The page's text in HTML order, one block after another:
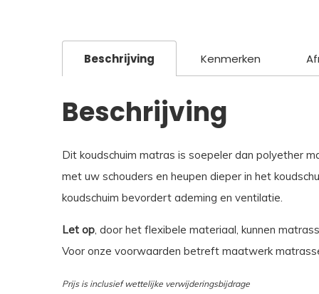
Beschrijving Kenmerken
Beschrijving
Dit koudschuim matras is soepeler dan polyether
met uw schouders en heupen dieper in het
koudschuim bevordert ademing en ventilatie.
Let op, door het flexibele materiaal, kunnen
Voor onze voorwaarden betreft maatwerk
Prijs is inclusief wettelijke verwijderingsbijdrage